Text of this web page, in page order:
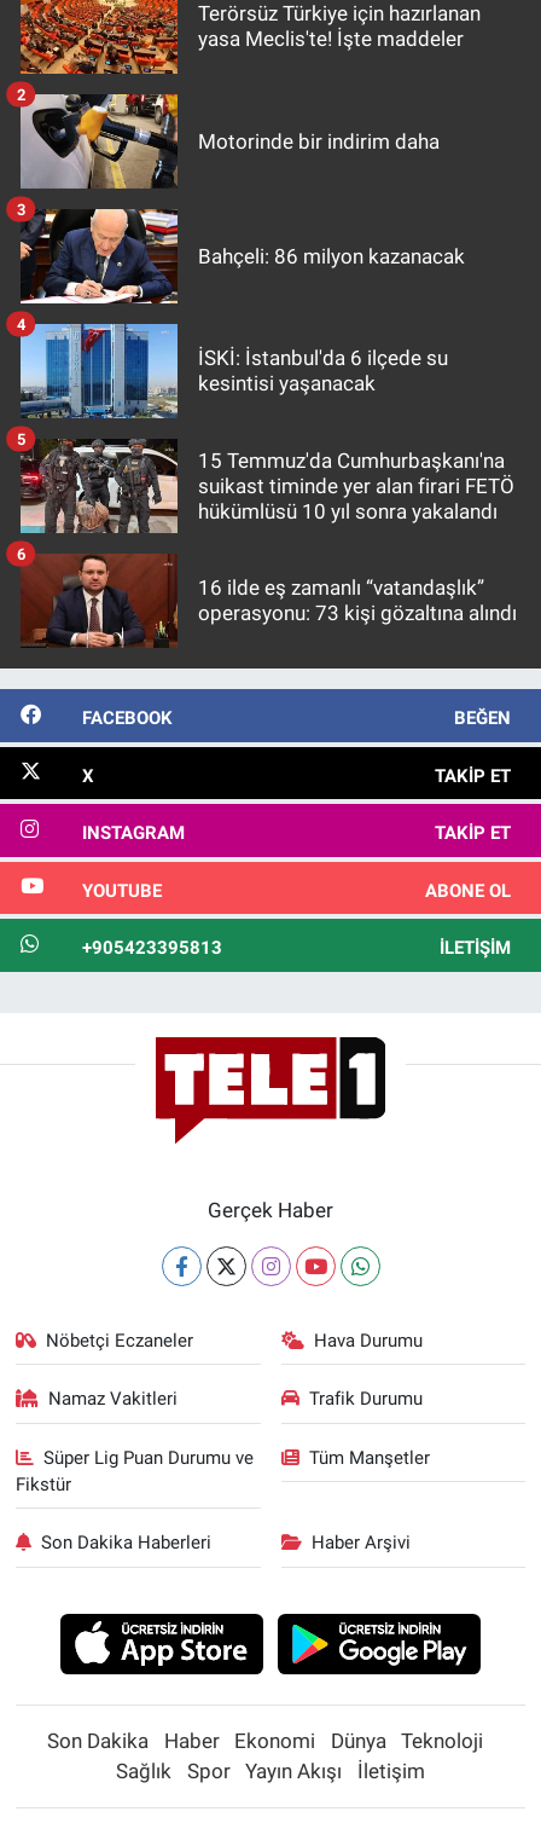
Terörsüz Türkiye için hazırlanan
yasa Meclis'te! İşte maddeler
Motorinde bir indirim daha
2
Bahçeli: 86 milyon kazanacak
3
İSKİ: İstanbul'da 6 ilçede su
kesintisi yaşanacak
4
15 Temmuz'da Cumhurbaşkanı'na
suikast timinde yer alan firari FETÖ
hükümlüsü 10 yıl sonra yakalandı
5
16 ilde eş zamanlı “vatandaşlık”
operasyonu: 73 kişi gözaltına alındı
6
FACEBOOK BEĞEN
X TAKIP ET
INSTAGRAM TAKIP ET
YOUTUBE ABONE OL
+905423395813 İLETIŞIM
Gerçek Haber
Nöbetçi Eczaneler Hava Durumu
Namaz Vakitleri Trafik Durumu
Süper Lig Puan Durumu ve
Fikstür
Tüm Manşetler
Son Dakika Haberleri Haber Arşivi
Son Dakika Haber Ekonomi Dünya
Teknoloji
Sağlık
Spor Yayın Akışı İletişim